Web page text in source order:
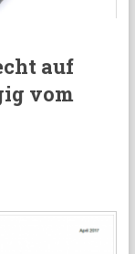
auf
vom